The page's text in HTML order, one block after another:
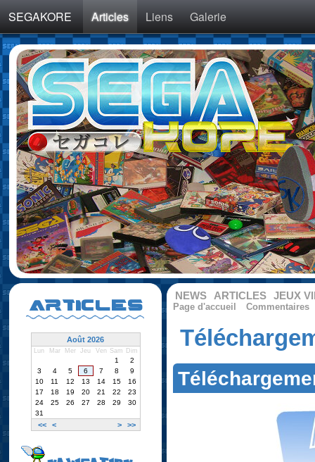
SEGAKORE Articles Liens Galerie
NEWS ARTICLES JEUX
Page d'accueil Commentaires
ARTICLES
Août 2026
Lun Mar Mer Jeu Ven Sam Dim
<< < > >>
1
2
3
4 5 6 7 8
9
10
11 12 13 14 15
16
17
18 19 20 21 22
23
24
25 26 27 28 29
30
31